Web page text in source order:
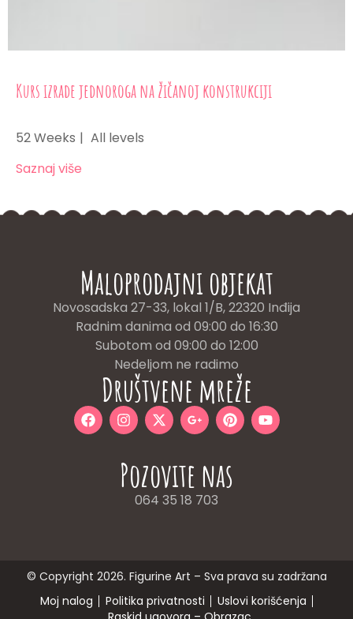
Kurs izrade jednoroga na žičanoj konstrukciji
52 Weeks
All levels
Saznaj više
Maloprodajni objekat
Novosadska 27-33, lokal 1/B, 22320 Inđija
Radnim danima od 09:00 do 16:30
Subotom od 09:00 do 12:00
Nedeljom ne radimo
Društvene mreže
Pozovite nas
064 35 18 703
© Copyright 2026. Figurine Art – Sva prava su zadržana
Moj nalog
Politika privatnosti
Uslovi korišćenja